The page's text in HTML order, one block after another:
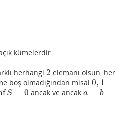
kümelerdir.
herhangi 2
2 elemanı olsun, her
boş olmadığından misal0, 1
0,1
S = 0
S= 0 ancak ve ancak a = b
a=b